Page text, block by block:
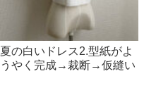
夏の白いドレス2.型紙がよ
うやく完成→裁断→仮縫い